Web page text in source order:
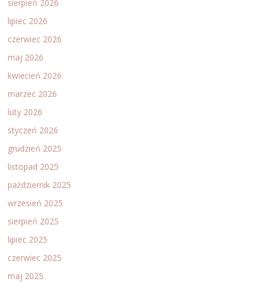
sierpień 2026
lipiec 2026
czerwiec 2026
maj 2026
kwiecień 2026
marzec 2026
luty 2026
styczeń 2026
grudzień 2025
listopad 2025
październik 2025
wrzesień 2025
sierpień 2025
lipiec 2025
czerwiec 2025
maj 2025